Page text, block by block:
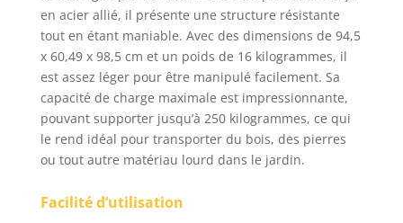
basculante afin de
vider votre terre par
exemple sans effort. 🌿
SOLIDE - La Brouette
Jardin est fabriqué en
métal Galvanisé et en
Acier. La cuve ne
rouillera pas. Enfin
une brouette solide et
en acier allié, il présente une structure résistante
tout en étant maniable. Avec des dimensions de 94,5
x 60,49 x 98,5 cm et un poids de 16 kilogrammes, il
est assez léger pour être manipulé facilement. Sa
capacité de charge maximale est impressionnante,
pouvant supporter jusqu’à 250 kilogrammes, ce qui
le rend idéal pour transporter du bois, des pierres
ou tout autre matériau lourd dans le jardin.
Facilité d’utilisation